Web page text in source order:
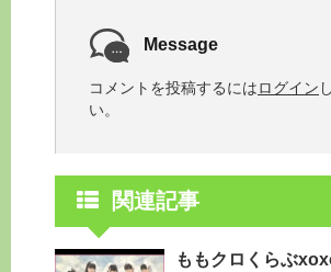
Message
コメントを投稿するにはログイン
い。
関連記事
ももクロくらぶ